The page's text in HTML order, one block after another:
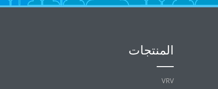
المنتجات
VRV